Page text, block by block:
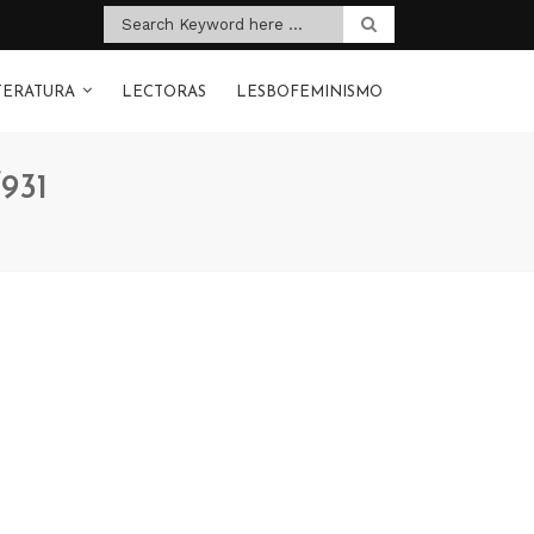
LECTORAS LESBOFEMINISMO